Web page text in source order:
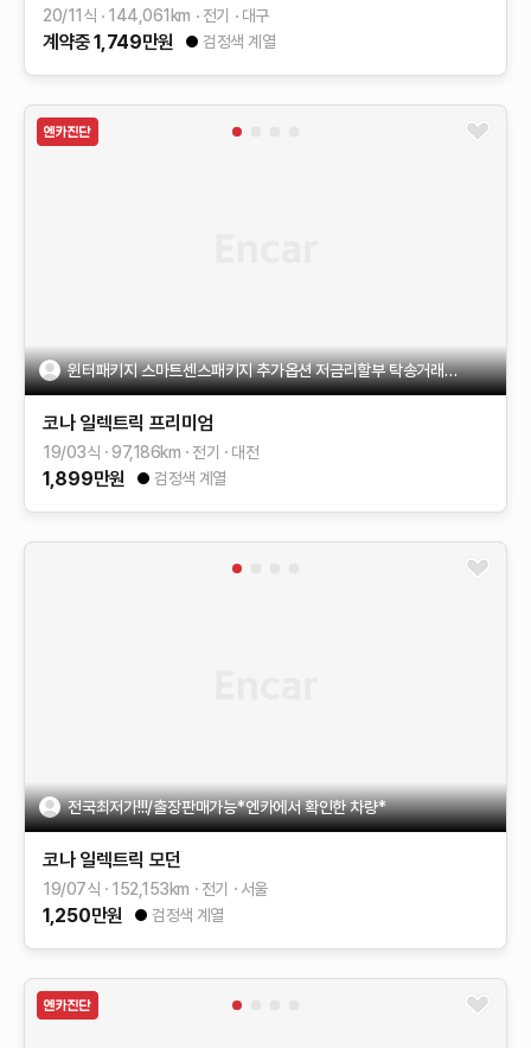
20/11식 144,061 km 전기 대구
계약중1,749만원 검정색 계열
윈터패키지 스마트센스패키지 추가옵션 저금리할부 탁송거래가능
코나 일렉트릭 프리미엄
19/03식 97,186km 전기 대전
1,899만원 검정색 계열
전국최저가!!!/출장판매가능*엔카에서 확인한 차량*
코나 일렉트릭 모던
19/07식 152,153km 전기 서울
1,250만원 검정색 계열